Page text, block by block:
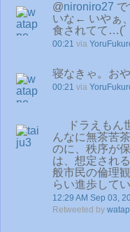
@nironiro27
いな← いやぁ
食されてて
00:21 via
寝なきゃ。おや
00:21 via
ドラえもん
んなに無茶苦
のに、秩序が
は、想定され
般市民の倫理
らい進歩して
12:29 AM Sep 03,
Retweeted by